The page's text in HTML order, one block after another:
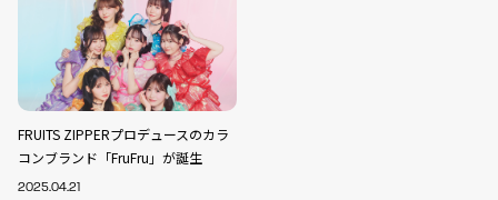
FRUITS ZIPPERプロデュースのカラ
コンブランド「FruFru」が誕生
2025.04.21